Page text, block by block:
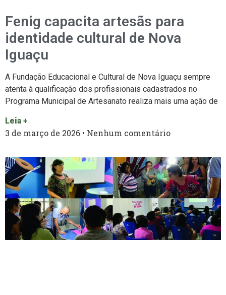
Fenig capacita artesãs para
identidade cultural de Nova
Iguaçu
A Fundação Educacional e Cultural de Nova Iguaçu sempre
atenta à qualificação dos profissionais cadastrados no
Programa Municipal de Artesanato realiza mais uma ação de
Leia +
3 de março de 2026 Nenhum comentário